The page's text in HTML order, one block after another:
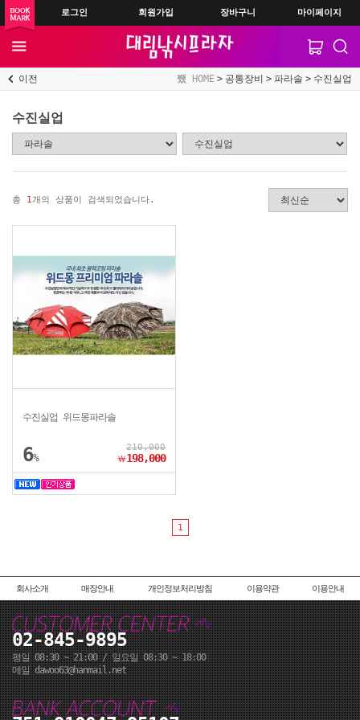
로그인 회원가입 장바구니 마이페이지
이전 HOME 공통장비 파라솔 수진실업
수진실업
총 1개의 상품이 검색되었습니다.
수진실업 위드몽파라솔
6%
210,000
￦198,000
1
회사소개 매장안내 개인정보처리방침 이용약관 이용안내
02-845-9895
평일 08:30 ~ 21:00 / 일요일 08:30 ~ 18:00
메일 dawoo63@hanmail.net